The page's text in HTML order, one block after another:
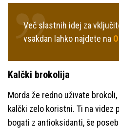
Več slastnih idej za
vsakdan lahko najdete na
Kalčki brokolija
Morda že redno uživate
kalčki zelo koristni. Ti na videz
bogati z antioksidanti, še